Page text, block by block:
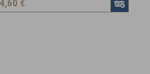
,60 €